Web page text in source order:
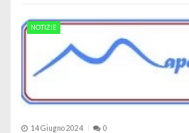
NOTIZIE
14 Giugno 2024 0